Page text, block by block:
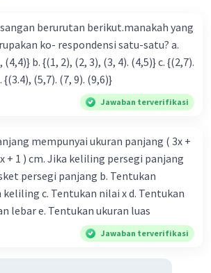
berurutan berikut.manakah yang
satu-satu? a.
(4,5)} c. {(2,7).
(6,9). (8,7)} d. {(3.4), (5,7). (7, 9). (9,6)}
Jawaban terverifikasi
mempunyai ukuran panjang ( 3x +
+ 1 ) cm. Jika keliling persegi panjang
persegi panjang b. Tentukan
c. Tentukan nilai x d. Tentukan
lebar e. Tentukan ukuran luas
Jawaban terverifikasi